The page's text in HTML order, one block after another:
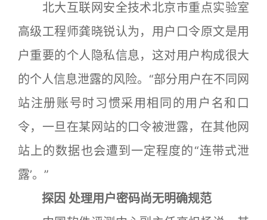
北大互联网安全技术北京市重点实验室
高级工程师龚晓锐认为，用户口令原文是用
户重要的个人隐私信息，这对用户构成很大
的个人信息泄露的风险。“部分用户在不同网
站注册账号时习惯采用相同的用户名和口
令，一旦在某网站的口令被泄露，在其他网
站上的数据也会遭到一定程度的“连带式泄
露’。”
探因 处理用户密码尚无明确规范